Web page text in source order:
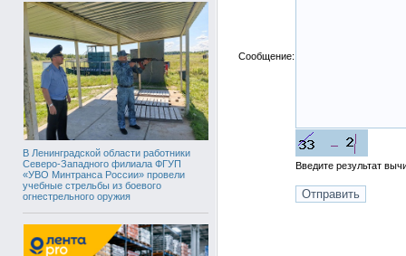
В Ленинградской области работники
Северо-Западного филиала ФГУП
«УВО Минтранса России» провели
учебные стрельбы из боевого
огнестрельного оружия
Сообщение:
Введите результат